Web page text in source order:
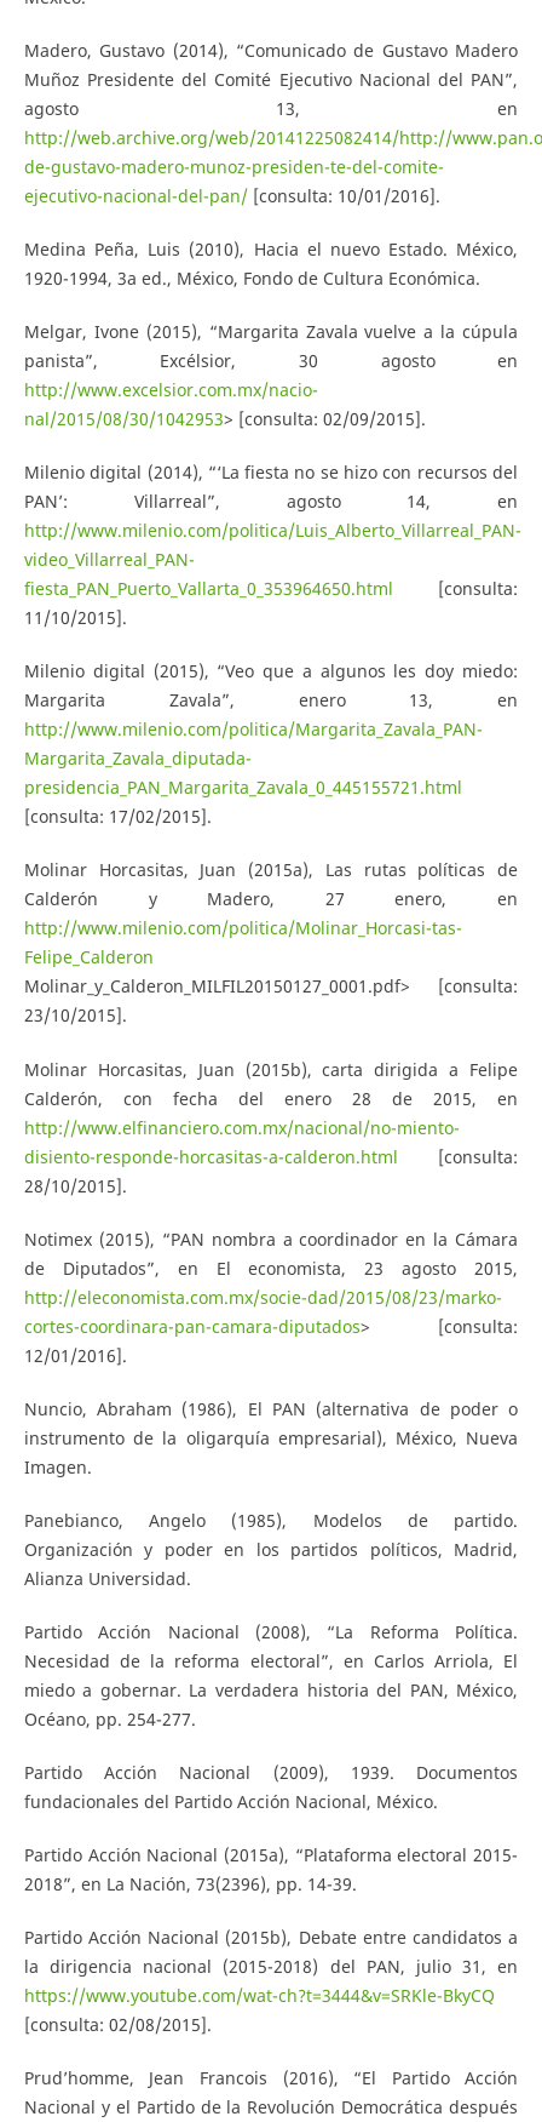
Madero, Gustavo (2014), “Comunicado de Gustavo Madero
Muñoz Presidente del Comité Ejecutivo Nacional del PAN”,
agosto 13, en
http://web.archive.org/web/20141225082414/http://
de-gustavo-madero-munoz-presiden-te-del-comite-
ejecutivo-nacional-del-pan/[consulta: 10/01/2016].
Medina Peña, Luis (2010), Hacia el nuevo Estado. México,
1920-1994, 3a ed., México, Fondo de Cultura Económica.
Melgar, Ivone (2015), “Margarita Zavala vuelve a la cúpula
panista”, Excélsior, 30 agosto en
http://www.excelsior.com.mx/nacio-
nal/2015/08/30/1042953> [consulta: 02/09/2015].
Milenio digital (2014), “‘La fiesta no se hizo con recursos del
PAN’: Villarreal”, agosto 14, en
http://www.milenio.com/politica/Luis_Alberto_Villarreal_PAN-
video_Villarreal_PAN-
fiesta_PAN_Puerto_Vallarta_0_353964650.html [consulta:
11/10/2015].
Milenio digital (2015), “Veo que a algunos les doy miedo:
Margarita Zavala”, enero 13, en
http://www.milenio.com/politica/Margarita_Zavala_PAN-
Margarita_Zavala_diputada-
presidencia_PAN_Margarita_Zavala_0_445155721.html
[consulta: 17/02/2015].
Molinar Horcasitas, Juan (2015a), Las rutas políticas de
Calderón y Madero, 27 enero, en
http://www.milenio.com/politica/Molinar_Horcasi-tas-
Felipe_Calderon
Molinar_y_Calderon_MILFIL20150127_0001.pdf> [consulta:
23/10/2015].
Molinar Horcasitas, Juan (2015b), carta dirigida a Felipe
Calderón, con fecha del enero 28 de 2015, en
http://www.elfinanciero.com.mx/nacional/no-miento-
disiento-responde-horcasitas-a-calderon.html [consulta:
28/10/2015].
Notimex (2015), “PAN nombra a coordinador en la Cámara
de Diputados”, en El economista, 23 agosto 2015,
http://eleconomista.com.mx/socie-dad/2015/08/23/marko-
cortes-coordinara-pan-camara-diputados> [consulta:
12/01/2016].
Nuncio, Abraham (1986), El PAN (alternativa de poder o
instrumento de la oligarquía empresarial), México, Nueva
Imagen.
Panebianco, Angelo (1985), Modelos de partido.
Organización y poder en los partidos políticos, Madrid,
Alianza Universidad.
Partido Acción Nacional (2008), “La Reforma Política.
Necesidad de la reforma electoral”, en Carlos Arriola, El
miedo a gobernar. La verdadera historia del PAN, México,
Océano, pp. 254-277.
Partido Acción Nacional (2009), 1939. Documentos
fundacionales del Partido Acción Nacional, México.
Partido Acción Nacional (2015a), “Plataforma electoral 2015-
2018”, en La Nación, 73(2396), pp. 14-39.
Partido Acción Nacional (2015b), Debate entre candidatos a
la dirigencia nacional (2015-2018) del PAN, julio 31, en
https://www.youtube.com/wat-ch?t=3444&v=SRKle-BkyCQ
[consulta: 02/08/2015].
Prud’homme, Jean Francois (2016), “El Partido Acción
Nacional y el Partido de la Revolución Democrática después